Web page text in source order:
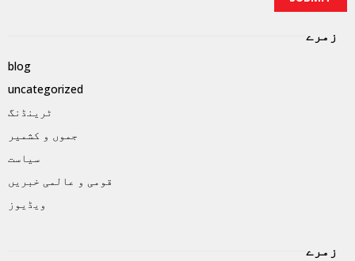
زمرے
blog
uncategorized
ٹرینڈنگ
جموں و کشمیر
سیاست
قومی و عالمی خبریں
ویڈیوز
زمرے